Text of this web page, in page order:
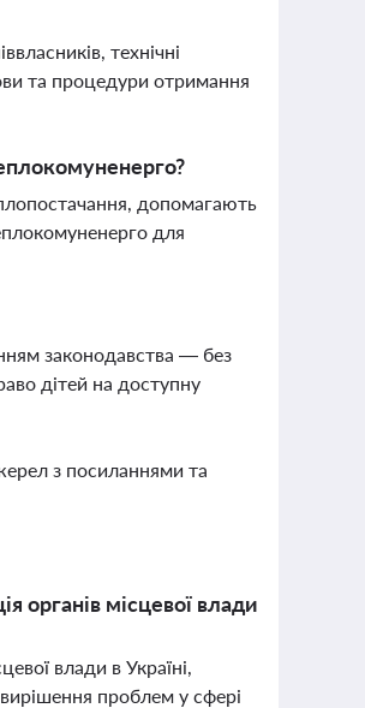
технічні
та процедури отримання
допомагають
для
законодавства — без
дітей на доступну
з посиланнями та
органів місцевої влади
влади в Україні,
проблем у сфері